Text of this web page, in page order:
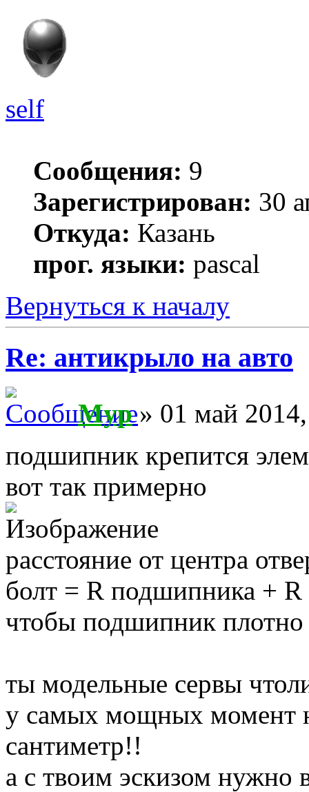
self
Сообщения: 9
Зарегистрирован: 30
Откуда: Казань
прог. языки: pascal
Вернуться к началу
Re: антикрыло на авто
Myp» 01 май
подшипник крепится
вот так примерно
расстояние от центра
болт = R подшипника + R
чтобы подшипник
ты модельные сервы
у самых мощных момент
сантиметр!!
а с твоим эскизом нужно